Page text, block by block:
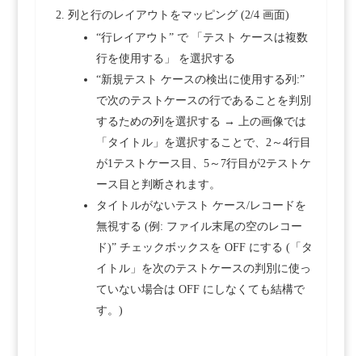
列と行のレイアウトをマッピング (2/4 画面)
“行レイアウト” で 「テスト ケースは複数
行を使用する」 を選択する
“新規テスト ケースの検出に使用する列:”
で次のテストケースの行であることを判別
するための列を選択する → 上の画像では
「タイトル」を選択することで、2～4行目
が1テストケース目、5～7行目が2テストケ
ース目と判断されます。
タイトルがないテスト ケース/レコードを
無視する (例: ファイル末尾の空のレコー
ド)” チェックボックスを OFF にする (「タ
イトル」を次のテストケースの判別に使っ
ていない場合は OFF にしなくても結構で
す。)